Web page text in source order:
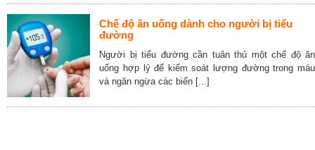
Chế độ ăn uống dành cho người bị tiểu
đường
Người bị tiểu đường cần tuân thủ một chế độ ăn
uống hợp lý để kiểm soát lượng đường trong máu
và ngăn ngừa các biến [...]